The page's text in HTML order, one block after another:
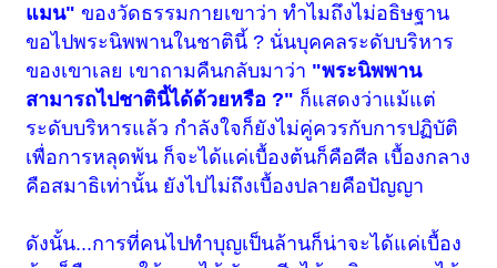
แมน" ของวัดธรรมกายเขาว่า ทำไมถึงไม่อธิษฐาน
ขอไปพระนิพพานในชาตินี้ ? นั่นบุคคลระดับบริหาร
ของเขาเลย เขาถามคืนกลับมาว่า "พระนิพพาน
สามารถไปชาตินี้ได้ด้วยหรือ ?" ก็แสดงว่าแม้แต่
ระดับบริหารแล้ว กำลังใจก็ยังไม่คู่ควรกับการปฏิบัติ
เพื่อการหลุดพ้น ก็จะได้แค่เบื้องต้นก็คือศีล เบื้องกลาง
คือสมาธิเท่านั้น ยังไปไม่ถึงเบื้องปลายคือปัญญา
ดังนั้น...การที่คนไปทำบุญเป็นล้านก็น่าจะได้แค่เบื้อง